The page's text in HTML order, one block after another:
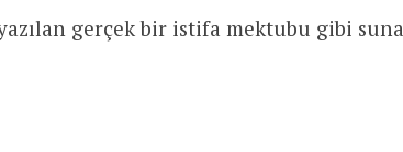
gerçek bir istifa mektubu gibi